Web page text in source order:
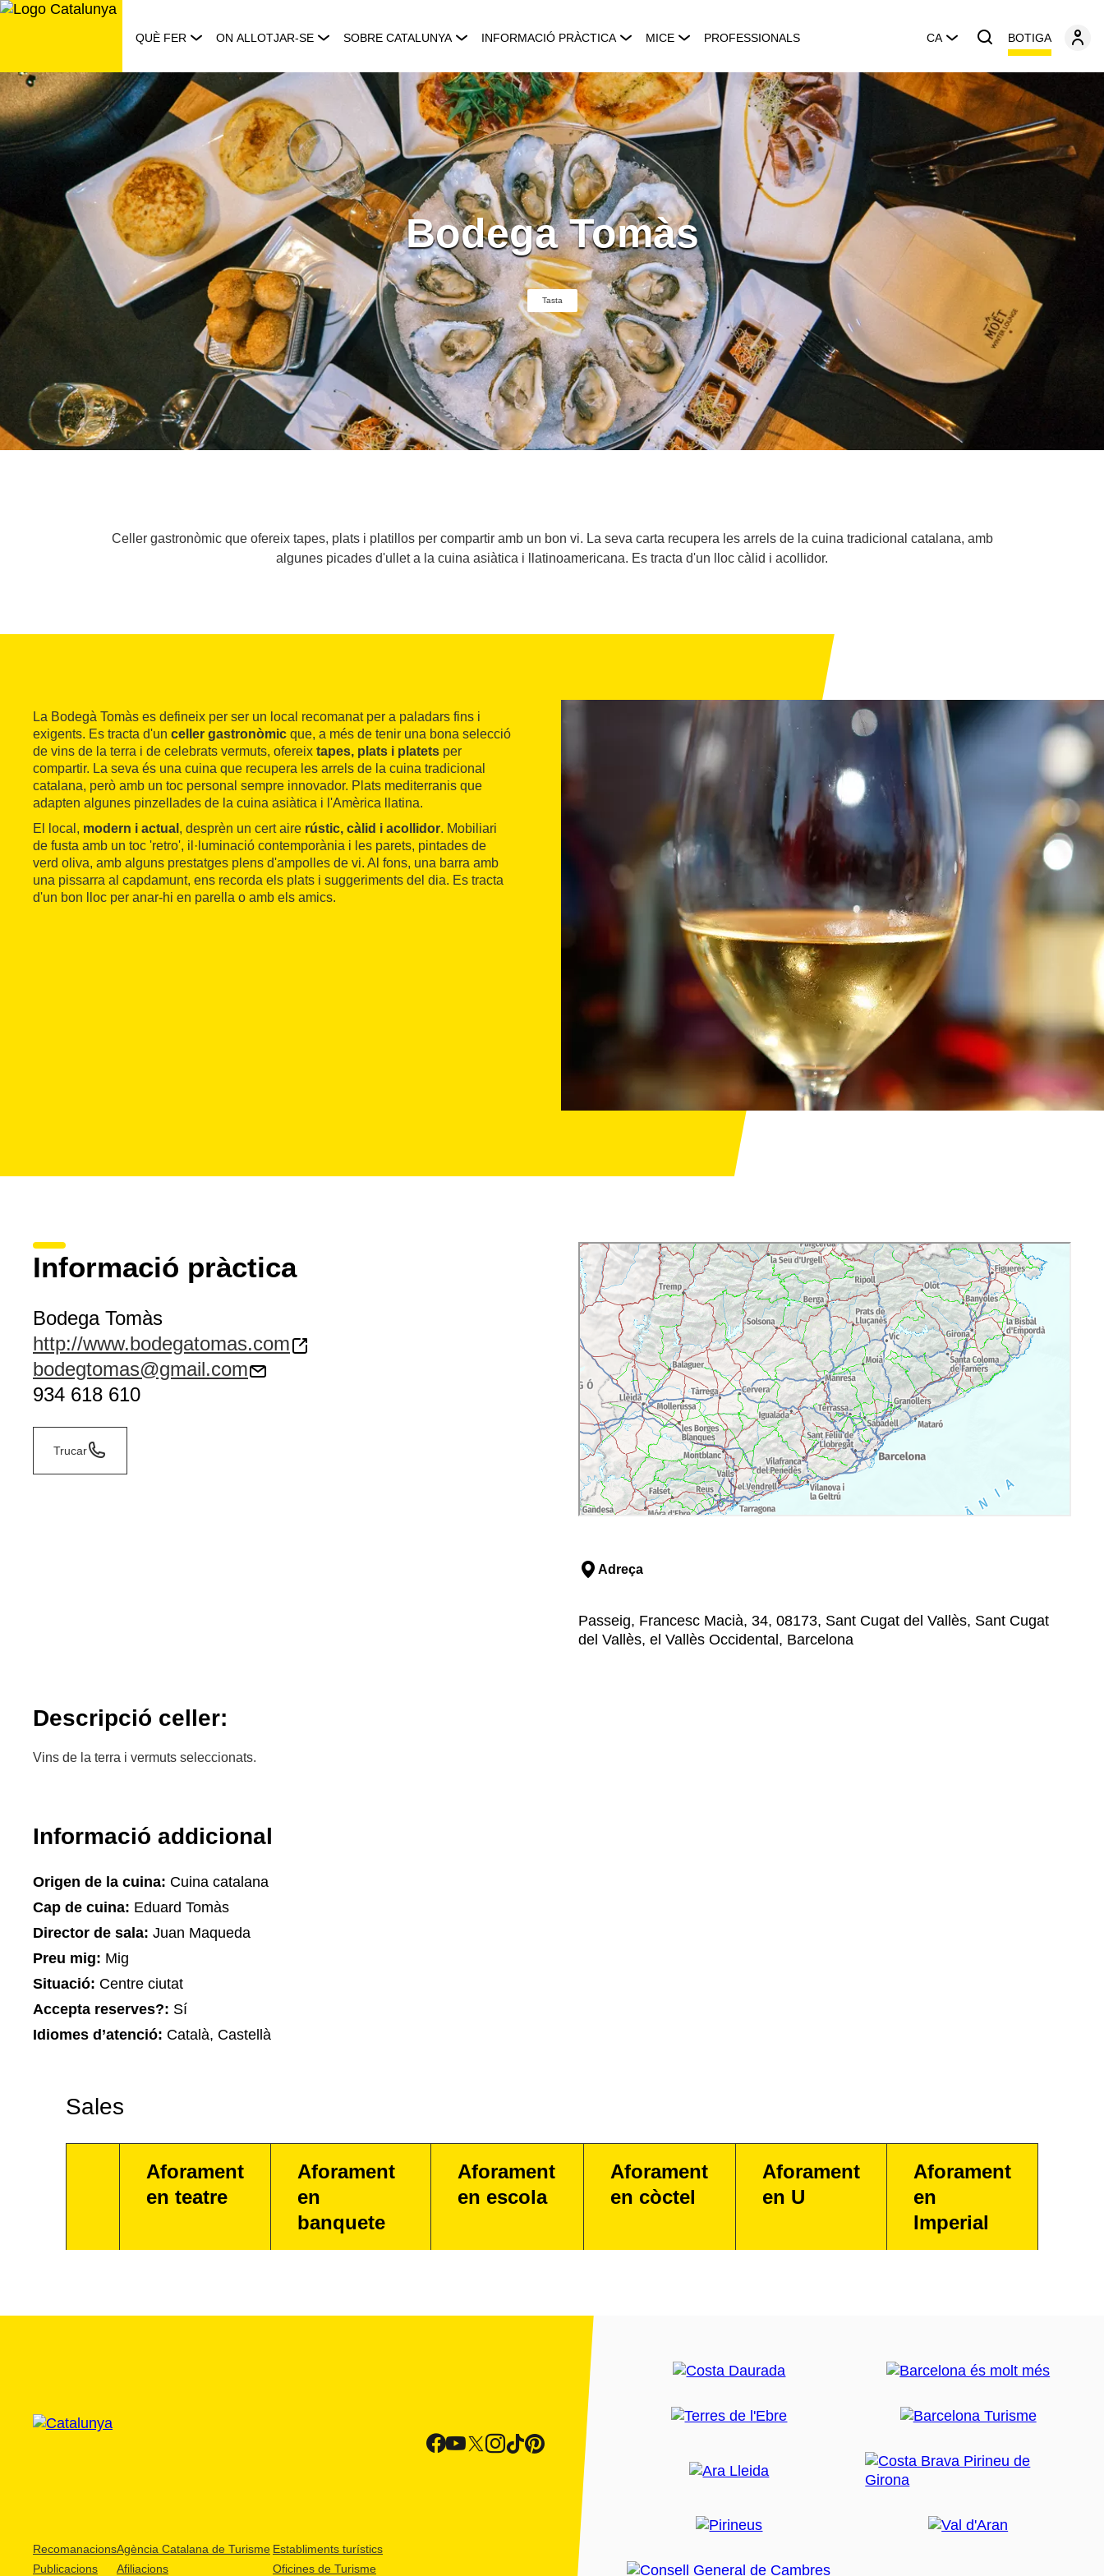
Saltar
QUÈ FER ON ALLOTJAR-SE SOBRE CATALUNYA INFORMACIÓ PRÀCTICA MICE PROFESSIONALS CA BOTIGA
Bodega Tomàs
Tasta
Celler gastronòmic que ofereix tapes, plats i platillos per compartir amb un bon vi. La seva carta recupera les arrels de la cuina tradicional catalana, amb
algunes picades d'ullet a la cuina asiàtica i llatinoamericana. Es tracta d'un lloc càlid i acollidor.
La Bodegà Tomàs es defineix per ser un local recomanat per a paladars fins i
exigents. Es tracta d'un celler gastronòmic que, a més de tenir una bona selecció
de vins de la terra i de celebrats vermuts, ofereix tapes, plats i platets per
compartir. La seva és una cuina que recupera les arrels de la cuina tradicional
catalana, però amb un toc personal sempre innovador. Plats mediterranis que
adapten algunes pinzellades de la cuina asiàtica i l'Amèrica llatina.
El local, modern i actual , desprèn un cert aire rústic, càlid i acollidor. Mobiliari
de fusta amb un toc 'retro', il·luminació contemporània i les parets, pintades de
verd oliva, amb alguns prestatges plens d'ampolles de vi. Al fons, una barra amb
una pissarra al capdamunt, ens recorda els plats i suggeriments del dia. Es tracta
d'un bon lloc per anar-hi en parella o amb els amics.
Informació pràctica
Bodega Tomàs
http://www.bodegatomas.com
bodegtomas@gmail.com
934 618 610
Trucar
Adreça
Passeig, Francesc Macià, 34, 08173, Sant Cugat del Vallès, Sant Cugat
del Vallès, el Vallès Occidental, Barcelona
Descripció celler:
Vins de la terra i vermuts seleccionats.
Informació addicional
Origen de la cuina: Cuina catalana
Cap de cuina: Eduard Tomàs
Director de sala: Juan Maqueda
Preu mig: Mig
Situació: Centre ciutat
Accepta reserves?: Sí
Idiomes d’atenció: Català, Castellà
Sales
Aforament
en teatre
Aforament
en
banquete
Aforament
en escola
Aforament
en còctel
Aforament
en U
Aforament
en
Imperial
Recomanacions
Publicacions
Agència Catalana de Turisme
Afiliacions
Establiments turístics
Oficines de Turisme